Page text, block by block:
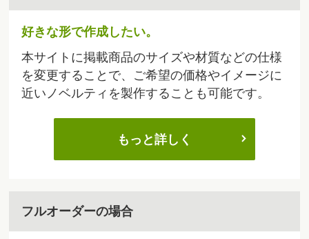
好きな形で作成したい。
本サイトに掲載商品のサイズや材質などの仕様
を変更することで、ご希望の価格やイメージに
近いノベルティを製作することも可能です。
もっと詳しく
フルオーダーの場合